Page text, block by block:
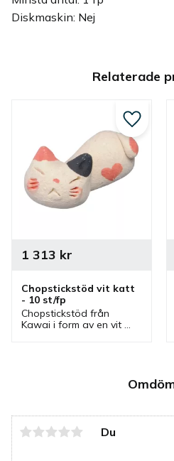
Diskmaskin: Nej
Du
Relaterade
Chopstickstöd vit katt
- 10 st/fp
Chopstickstöd från
Kawai i form av en vit
1 313 kr
Lägg till